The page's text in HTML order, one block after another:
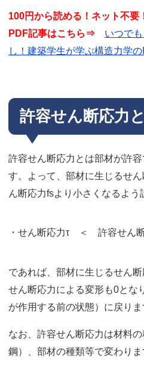
100円から読める！ネット不要
PDF記事はこちら⇒ いつで
し！建築学生が学ぶ構造力学
許容せん断応力
許容せん断応力とは部材が許
す。よって、部材に生じるせ
ん断応力fsより小さくなるよう
・せん断応力τ ＜ 許容せん
であれば、部材に生じるせん断
せん断応力による変形も0とな
が作用する前の状態）に戻りま
なお、許容せん断応力は材料の
鋼）、部材の種類等で変わりま